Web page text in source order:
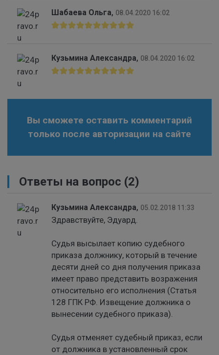
Шабаева Ольга, 08.04.2020 16:02
Кузьмина Александра, 08.04.2020 16:02
Вы сможете оставить комментарий
только после авторизации на сайте
Ответы на вопрос (2)
Кузьмина Александра, 05.02.2018 11:33
Здравствуйте, Эдуард.
Судья высылает копию судебного
приказа должнику, который в течение
десяти дней со дня получения приказа
имеет право представить возражения
относительно его исполнения (Статья
128 ГПК РФ. Извещение должника о
вынесении судебного приказа).
Судья отменяет судебный приказ, если
от должника в установленный срок